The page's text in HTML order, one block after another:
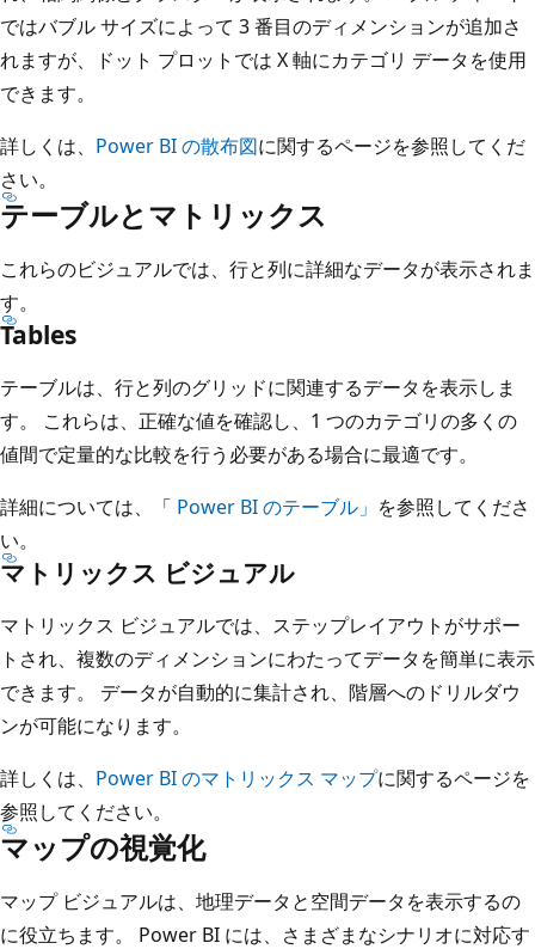
ではバブル サイズによって 3 番目のディメンションが追加さ
れますが、ドット プロットでは X 軸にカテゴリ データを使用
できます。
詳しくは、 Power BI の散布図に関するページを参照してくだ
さい。
テーブルとマトリックス
これらのビジュアルでは、行と列に詳細なデータが表示されま
す。
Tables
テーブルは、行と列のグリッドに関連するデータを表示しま
す。 これらは、正確な値を確認し、1 つのカテゴリの多くの
値間で定量的な比較を行う必要がある場合に最適です。
詳細については、「 Power BI のテーブル」 を参照してくださ
い。
マトリックス ビジュアル
マトリックス ビジュアルでは、ステップレイアウトがサポー
トされ、複数のディメンションにわたってデータを簡単に表示
できます。 データが自動的に集計され、階層へのドリルダウ
ンが可能になります。
詳しくは、 Power BI のマトリックス マップに関するページを
参照してください。
マップの視覚化
マップ ビジュアルは、地理データと空間データを表示するの
に役立ちます。 Power BI には、さまざまなシナリオに対応す